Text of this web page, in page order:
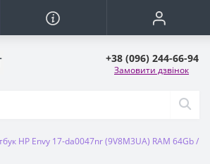
+38 (096) 244-66-94
Замовити дзвінок
HP Envy 17-da0047nr (9V8M3UA) RAM 64Gb /